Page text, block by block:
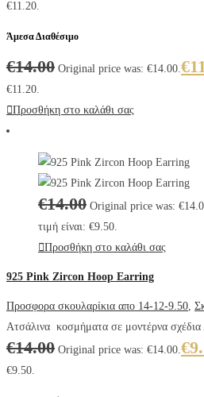
€11.20.
Άμεσα Διαθέσιμο
€14.00 Original price was: €14.00.€
€11.20.
Προσθήκη στο καλάθι σας
€14.00 Original price was:
τιμή είναι: €9.50.
Προσθήκη στο καλάθι σας
925 Pink Zircon Hoop Earring
Προσφορα σκουλαρίκια απο 14-12-9.50,
Ατσάλινα κοσμήματα σε μοντέρνα σχέδια
€14.00 Original price was: €14.00.€
€9.50.